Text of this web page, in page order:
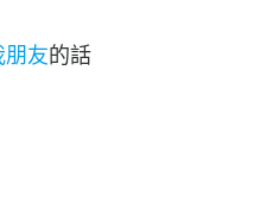
朋友的話